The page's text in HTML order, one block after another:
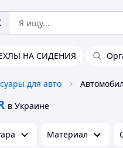
НА СИДЕНИЯ
для авто
в Украине
Материал